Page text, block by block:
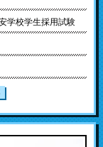
学校学生採用試験